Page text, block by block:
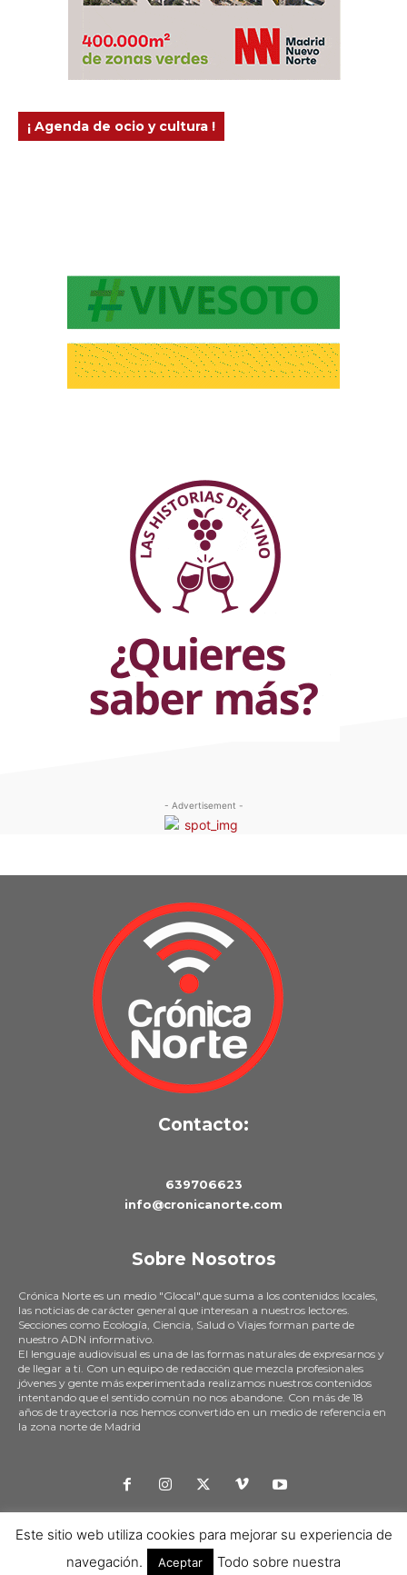
¡ Agenda de ocio y cultura !
- Advertisement -
Contacto:
639706623
info@cronicanorte.com
Sobre Nosotros
Crónica Norte es un medio "Glocal".que suma a los contenidos locales,
las noticias de carácter general que interesan a nuestros lectores.
Secciones como Ecología, Ciencia, Salud o Viajes forman parte de
nuestro ADN informativo.
El lenguaje audiovisual es una de las formas naturales de expresarnos y
de llegar a ti. Con un equipo de redacción que mezcla profesionales
jóvenes y gente más experimentada realizamos nuestros contenidos
intentando que el sentido común no nos abandone. Con más de 18
años de trayectoria nos hemos convertido en un medio de referencia en
la zona norte de Madrid
Aviso legal RGPD
Politica de Cookies
Contratación de Publicidad
Politica de uso
Quiénes somos -Transparencia
Este sitio web utiliza cookies para mejorar su experiencia de
navegación.
Aceptar Todo sobre nuestra